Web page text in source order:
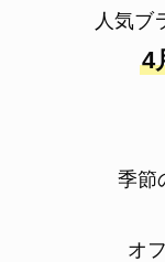
人気ブ
4
季節
オ